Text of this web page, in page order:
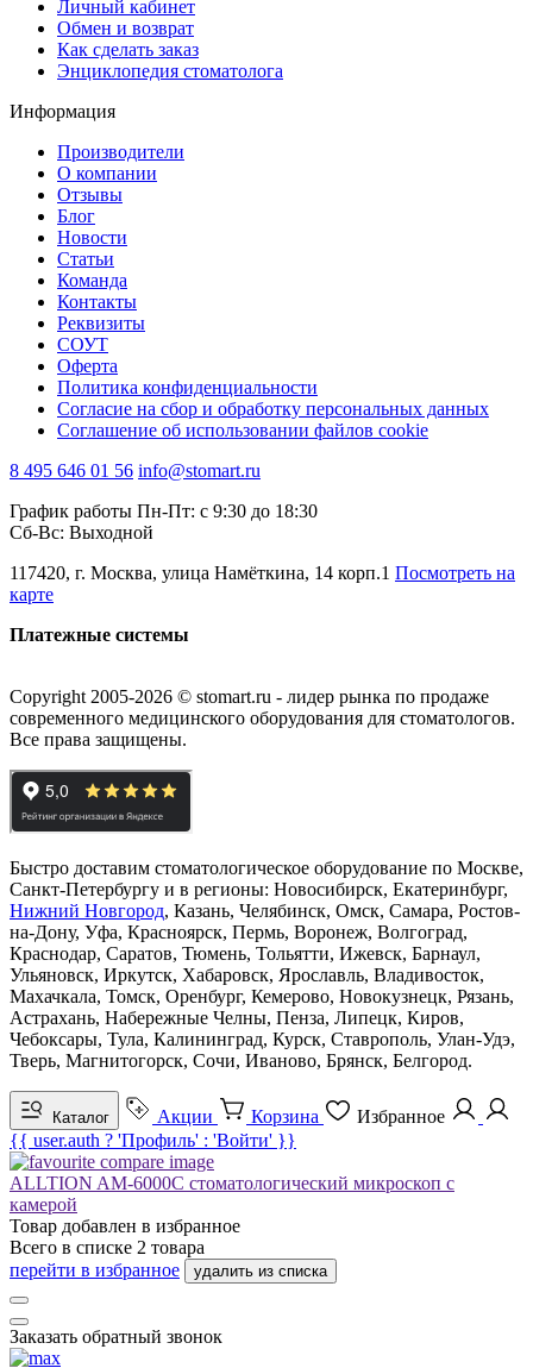
Личный кабинет
Обмен и возврат
Как сделать заказ
Энциклопедия стоматолога
Информация
Производители
О компании
Отзывы
Блог
Новости
Статьи
Команда
Контакты
Реквизиты
СОУТ
Оферта
Политика конфиденциальности
Согласие на сбор и обработку персональных данных
Соглашение об использовании файлов cookie
8 495 646 01 56 info@stomart.ru
График работы Пн-Пт: с 9:30 до 18:30
Сб-Вс: Выходной
117420, г. Москва, улица Намёткина, 14 корп.1 Посмотреть на
карте
Платежные системы
Copyright 2005-2026 © stomart.ru - лидер рынка по продаже
современного медицинского оборудования для стоматологов.
Все права защищены.
Быстро доставим стоматологическое оборудование по Москве,
Санкт-Петербургу и в регионы: Новосибирск, Екатеринбург,
Нижний Новгород, Казань, Челябинск, Омск, Самара, Ростов-
на-Дону, Уфа, Красноярск, Пермь, Воронеж, Волгоград,
Краснодар, Саратов, Тюмень, Тольятти, Ижевск, Барнаул,
Ульяновск, Иркутск, Хабаровск, Ярославль, Владивосток,
Махачкала, Томск, Оренбург, Кемерово, Новокузнецк, Рязань,
Астрахань, Набережные Челны, Пенза, Липецк, Киров,
Чебоксары, Тула, Калининград, Курск, Ставрополь, Улан-Удэ,
Тверь, Магнитогорск, Сочи, Иваново, Брянск, Белгород.
Каталог Акции Корзина
Избранное
{{ user.auth ? 'Профиль' : 'Войти' }}
ALLTION AM-6000C стоматологический микроскоп с
камерой
Товар добавлен в избранное
Всего в списке 2 товара
перейти в избранное
удалить из списка
Заказать обратный звонок